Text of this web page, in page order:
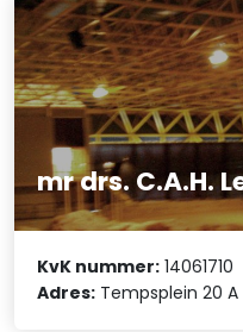
mr drs. C.A.H.
KvK nummer: 14061710
Adres: Tempsplein 20 A